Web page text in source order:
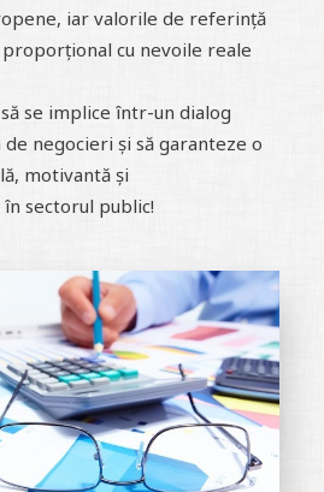
iar valorile de referință
cu nevoile reale
se implice într-un dialog
de negocieri și să garanteze o
motivantă și
sectorul public!